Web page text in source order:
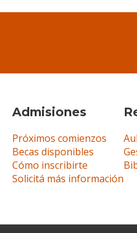
Admisiones
Próximos comienzos
Becas disponibles
Cómo inscribirte
Solicitá más información